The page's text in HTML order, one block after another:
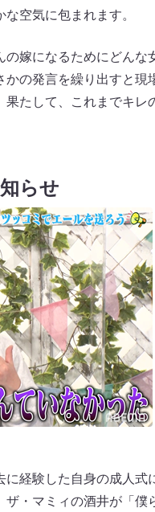
空気に包まれます。
嫁になるためにどん
かの発言を繰り出すと
果たして、これまでキ
らせ
経験した自身の成人
・マミィの酒井が「